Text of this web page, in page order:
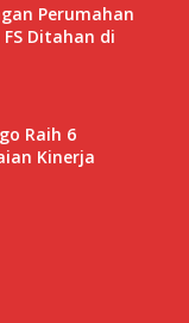
Perumahan
FS Ditahan di
Raih 6
Kinerja